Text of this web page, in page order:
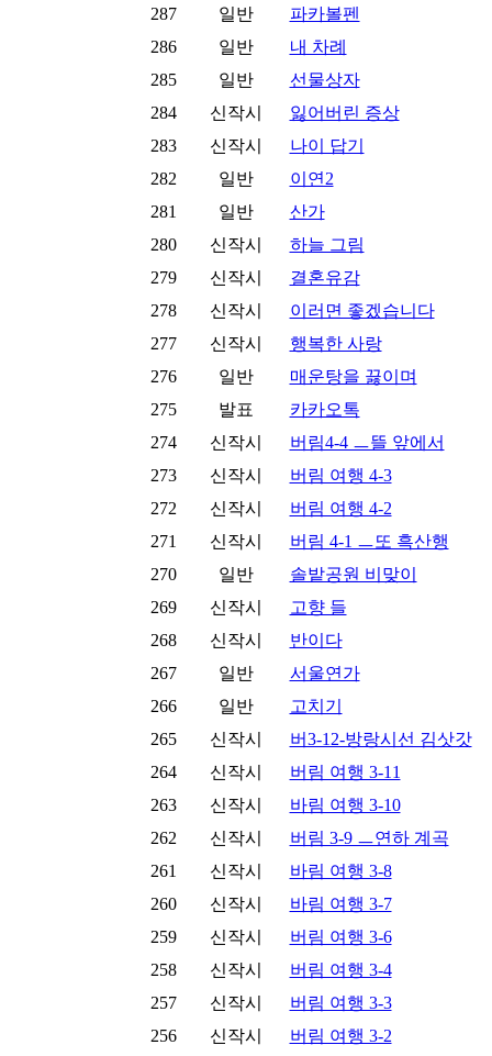
287
일반
파카볼펜
286
일반
내 차례
285
일반
선물상자
284
신작시
잃어버린 증상
283
신작시
나이 답기
282
일반
이연2
281
일반
산가
280
신작시
하늘 그림
279
신작시
결혼유감
278
신작시
이러면 좋겠습니다
277
신작시
행복한 사랑
276
일반
매운탕을 끓이며
275
발표
카카오톡
274
신작시
버림4-4 ㅡ뜰 앞에서
273
신작시
버림 여행 4-3
272
신작시
버림 여행 4-2
271
신작시
버림 4-1 ㅡ또 흑산행
270
일반
솔밭공원 비맞이
269
신작시
고향 들
268
신작시
반이다
267
일반
서울연가
266
일반
고치기
265
신작시
버3-12-방랑시선 김삿갓
264
신작시
버림 여행 3-11
263
신작시
바림 여행 3-10
262
신작시
버림 3-9 ㅡ연하 계곡
261
신작시
바림 여행 3-8
260
신작시
바림 여행 3-7
259
신작시
버림 여행 3-6
258
신작시
버림 여행 3-4
257
신작시
버림 여행 3-3
256
신작시 버림 여행 3-2